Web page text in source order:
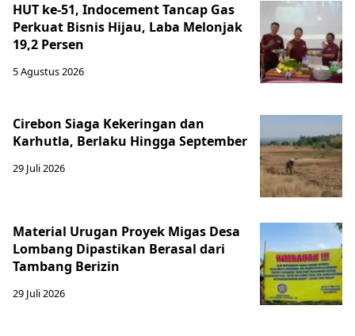
HUT ke-51, Indocement Tancap Gas
Perkuat Bisnis Hijau, Laba Melonjak
19,2 Persen
5 Agustus 2026
Cirebon Siaga Kekeringan dan
Karhutla, Berlaku Hingga September
29 Juli 2026
Material Urugan Proyek Migas Desa
Lombang Dipastikan Berasal dari
Tambang Berizin
29 Juli 2026